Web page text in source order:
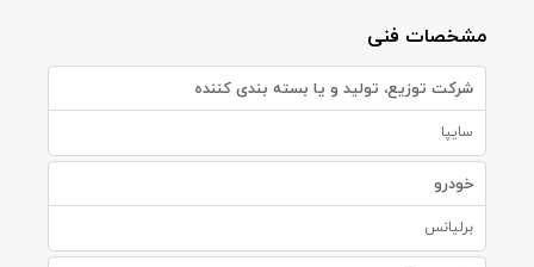
مشخصات فنی
شرکت توزیع، تولید و یا بسته بندی کننده
سایپا
خودرو
برلیانس